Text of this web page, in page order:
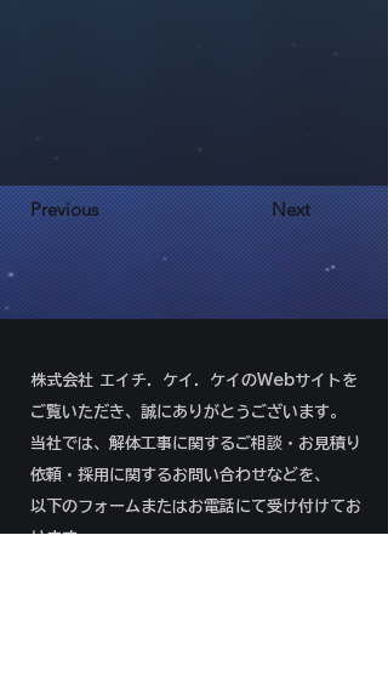
Previous Next
株式会社 エイチ．ケイ．ケイのWebサイトを
ご覧いただき、誠にありがとうございます。
当社では、解体工事に関するご相談・お見積り
依頼・採用に関するお問い合わせなどを、
以下のフォームまたはお電話にて受け付けてお
ります。